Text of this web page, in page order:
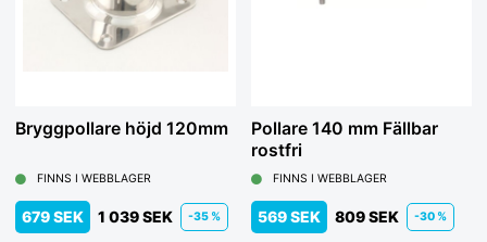
Bryggpollare höjd 120mm
FINNS I WEBBLAGER
679 SEK 1 039 SEK -35 %
Pollare 140 mm Fällbar
rostfri
FINNS I WEBBLAGER
569 SEK 809 SEK -30 %